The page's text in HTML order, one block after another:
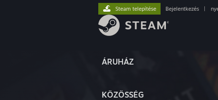
ÁRUHÁZ
KÖZÖSSÉG
Steam telepítése Bejelentkezés